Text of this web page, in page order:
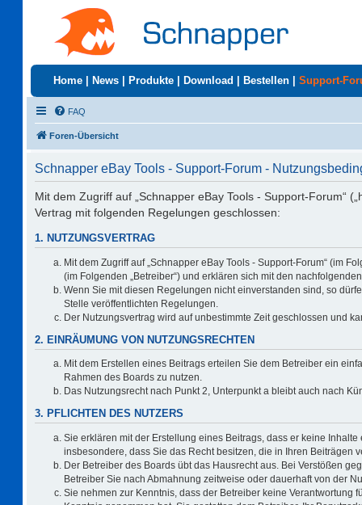
Home News Produkte Download Bestellen Support-
FAQ
Foren-Übersicht
Schnapper eBay Tools - Support-Forum -
Mit dem Zugriff auf „Schnapper eBay Tools - Support-Forum“
Vertrag mit folgenden Regelungen geschlossen:
1. NUTZUNGSVERTRAG
Mit dem Zugriff auf „Schnapper eBay Tools - Support-Forum“ (im
(im Folgenden „Betreiber“) und erklären sich mit den
Wenn Sie mit diesen Regelungen nicht einverstanden sind, so
Stelle veröffentlichten Regelungen.
Der Nutzungsvertrag wird auf unbestimmte Zeit geschlossen und
2. EINRÄUMUNG VON NUTZUNGSRECHTEN
Mit dem Erstellen eines Beitrags erteilen Sie dem Betreiber ein
Rahmen des Boards zu nutzen.
Das Nutzungsrecht nach Punkt 2, Unterpunkt a bleibt auch nach
3. PFLICHTEN DES NUTZERS
Sie erklären mit der Erstellung eines Beitrags, dass er keine
insbesondere, dass Sie das Recht besitzen, die in Ihren Beiträgen
Der Betreiber des Boards übt das Hausrecht aus. Bei Verstößen
Betreiber Sie nach Abmahnung zeitweise oder dauerhaft von der
Sie nehmen zur Kenntnis, dass der Betreiber keine Verantwortung